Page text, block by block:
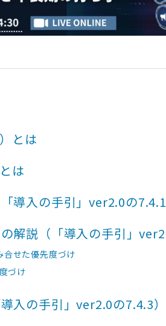
とは
は
導入の手引」ver2.0の7.4.1
解説（「導入の手引」
せた優先度づけ
づけ
入の手引」ver2.0の7.4.3）